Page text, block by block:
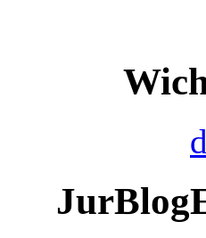
JurBlog